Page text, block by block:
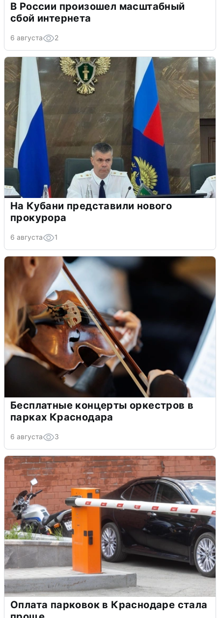
В России произошел масштабный
сбой интернета
6 августа 2
На Кубани представили нового
прокурора
6 августа 1
Бесплатные концерты оркестров в
парках Краснодара
6 августа 3
Оплата парковок в Краснодаре стала